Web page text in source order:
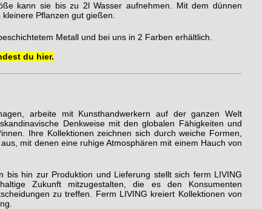
kann sie bis zu 2l Wasser aufnehmen. Mit dem dünnen
Pflanzen gut gießen.
Metall und bei uns in 2 Farben erhältlich.
du hier.
arbeite mit Kunsthandwerkern auf der ganzen Welt
Denkweise mit den globalen Fähigkeiten und
Ihre Kollektionen zeichnen sich durch weiche Formen,
mit denen eine ruhige Atmosphären mit einem Hauch von
bis hin zur Produktion und Lieferung stellt sich ferm LIVING
Zukunft mitzugestalten, die es den Konsumenten
zu treffen. Ferm LIVING kreiert Kollektionen von